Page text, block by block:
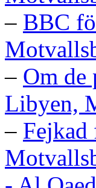
– BBC
– Om de
Libyen,
– Fejkad